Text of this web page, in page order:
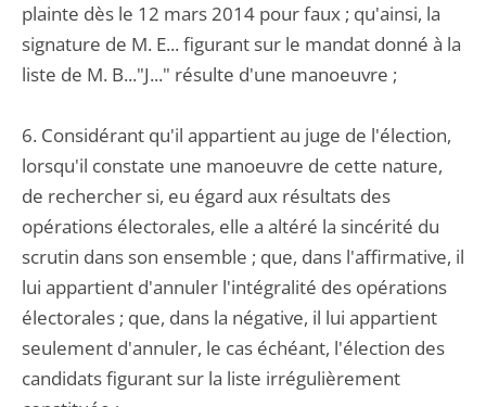
plainte dès le 12 mars 2014 pour faux ; qu'ainsi, la
signature de M. E... figurant sur le mandat donné à la
liste de M. B..."J..." résulte d'une manoeuvre ;
6. Considérant qu'il appartient au juge de l'élection,
lorsqu'il constate une manoeuvre de cette nature,
de rechercher si, eu égard aux résultats des
opérations électorales, elle a altéré la sincérité du
scrutin dans son ensemble ; que, dans l'affirmative, il
lui appartient d'annuler l'intégralité des opérations
électorales ; que, dans la négative, il lui appartient
seulement d'annuler, le cas échéant, l'élection des
candidats figurant sur la liste irrégulièrement